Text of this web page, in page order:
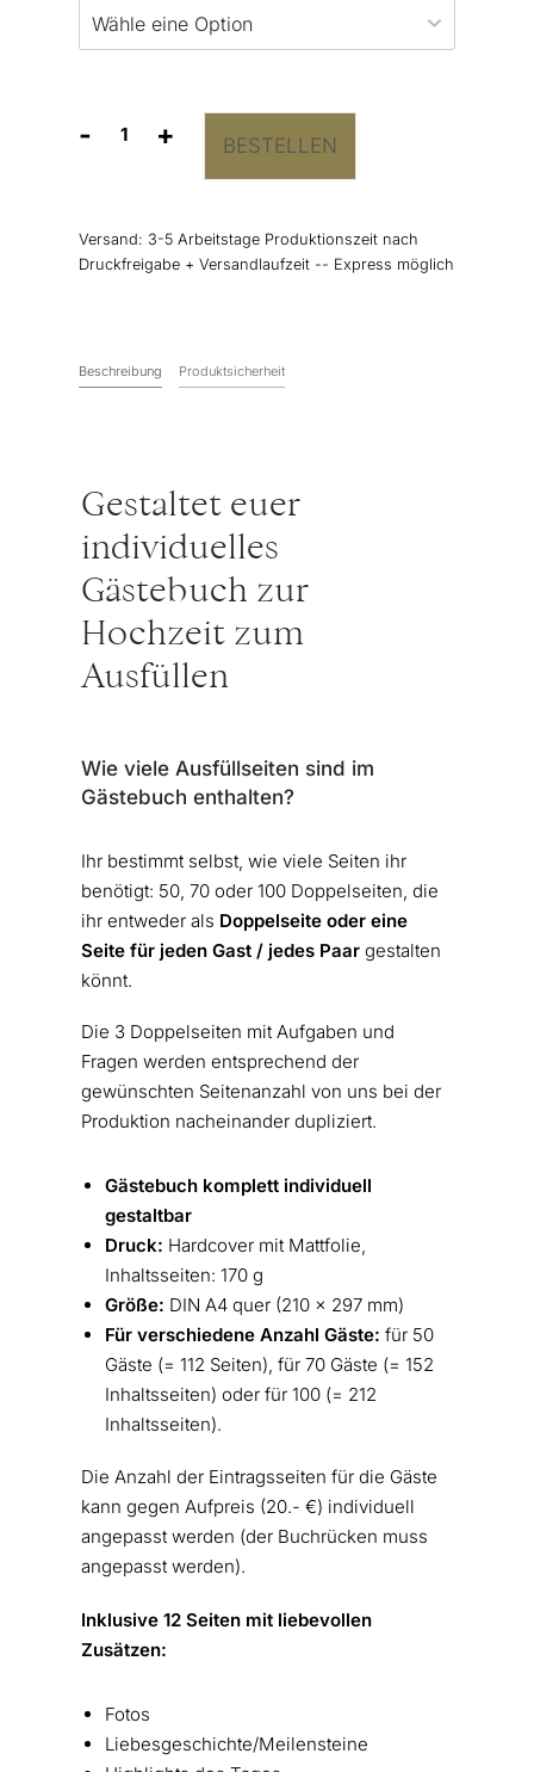
-
Gästebuch
Ausfüllen
(komplett
+ BESTELLEN
Versand: 3-5 Arbeitstage Produktionszeit nach
Druckfreigabe + Versandlaufzeit -- Express möglich
Beschreibung Produktsicherheit
Gestaltet euer
individuelles
Gästebuch zur
Hochzeit zum
Ausfüllen
Wie viele Ausfüllseiten sind im
Gästebuch enthalten?
Ihr bestimmt selbst, wie viele Seiten ihr
benötigt: 50, 70 oder 100 Doppelseiten, die
ihr entweder als Doppelseite oder eine
Seite für jeden Gast / jedes Paar gestalten
könnt.
Die 3 Doppelseiten mit Aufgaben und
Fragen werden entsprechend der
gewünschten Seitenanzahl von uns bei der
Produktion nacheinander dupliziert.
Gästebuch komplett individuell
gestaltbar
Druck: Hardcover mit Mattfolie,
Inhaltsseiten: 170 g
Größe: DIN A4 quer (210 x 297 mm)
Für verschiedene Anzahl Gäste: für 50
Gäste (= 112 Seiten), für 70 Gäste (= 152
Inhaltsseiten) oder für 100 (= 212
Inhaltsseiten).
Die Anzahl der Eintragsseiten für die Gäste
kann gegen Aufpreis (20.- €) individuell
angepasst werden (der Buchrücken muss
angepasst werden).
Inklusive 12 Seiten mit liebevollen
Zusätzen:
Fotos
Liebesgeschichte/Meilensteine